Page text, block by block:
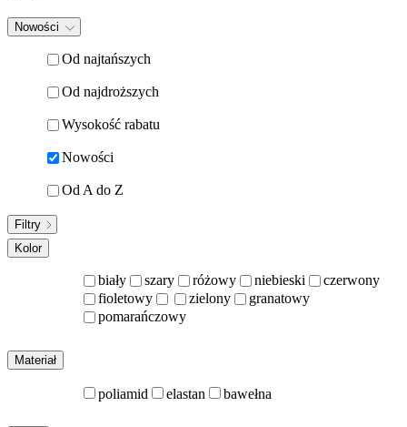
Nowości
Od najtańszych
Od najdroższych
Wysokość rabatu
Nowości
Od A do Z
Filtry
Kolor
biały szary różowy niebieski
czerwony
fioletowy
zielony
granatowy
pomarańczowy
Materiał
poliamid elastan bawełna